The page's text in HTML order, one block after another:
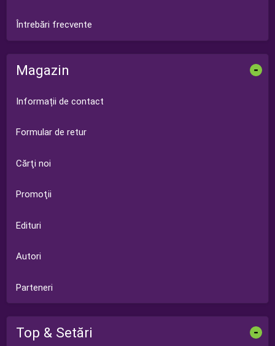
Întrebări frecvente
Magazin -
Informații de contact
Formular de retur
Cărţi noi
Promoţii
Edituri
Autori
Parteneri
Top & Setări -